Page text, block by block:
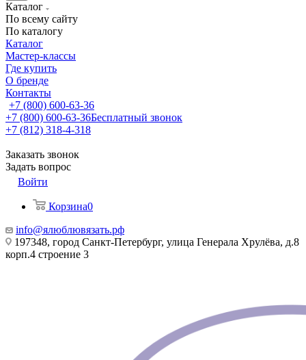
Каталог
По всему сайту
По каталогу
Каталог
Мастер-классы
Где купить
О бренде
Контакты
+7 (800) 600-63-36
+7 (800) 600-63-36Бесплатный звонок
+7 (812) 318-4-318
Заказать звонок
Задать вопрос
Войти
Корзина0
info@ялюблювязать.рф
197348, город Санкт-Петербург, улица Генерала Хрулёва, д.8
корп.4 строение 3